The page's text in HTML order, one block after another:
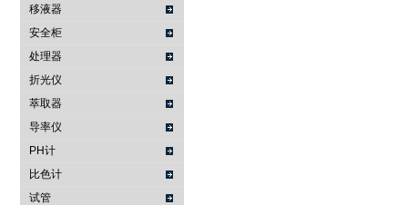
移液器
安全柜
处理器
折光仪
萃取器
导率仪
PH计
比色计
试管